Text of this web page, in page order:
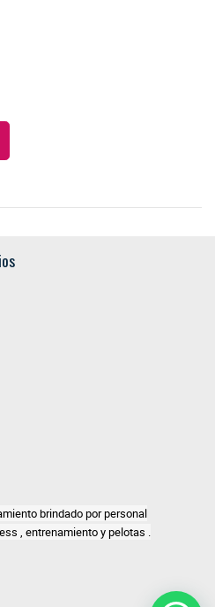
brindado por personal
, entrenamiento y pelotas .